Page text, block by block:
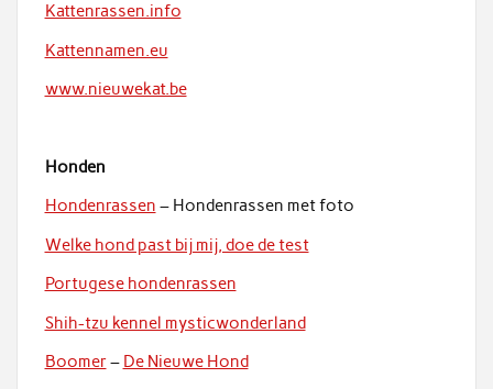
Kattenrassen.info
Kattennamen.eu
www.nieuwekat.be
Honden
Hondenrassen – Hondenrassen met foto
Welke hond past bij mij, doe de test
Portugese hondenrassen
Shih-tzu kennel mysticwonderland
Boomer– De Nieuwe Hond